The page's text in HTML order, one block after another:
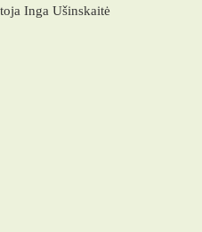
Inga Ušinskaitė